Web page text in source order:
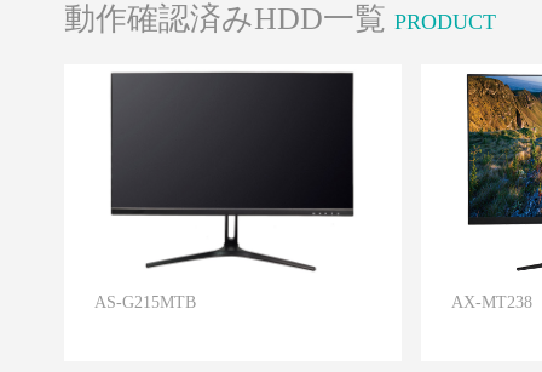
動作確認済みHDD一覧 PRODUCT
AS-G215MTB AX-MT238